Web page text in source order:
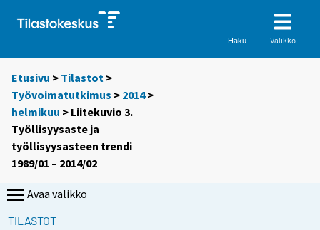
Haku Valikko
Etusivu > Tilastot >
Työvoimatutkimus > 2014>
helmikuu > Liitekuvio 3.
Työllisyysaste ja
työllisyysasteen trendi
1989/01 – 2014/02
Avaa valikko
TILASTOT